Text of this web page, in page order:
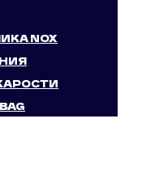
NOX